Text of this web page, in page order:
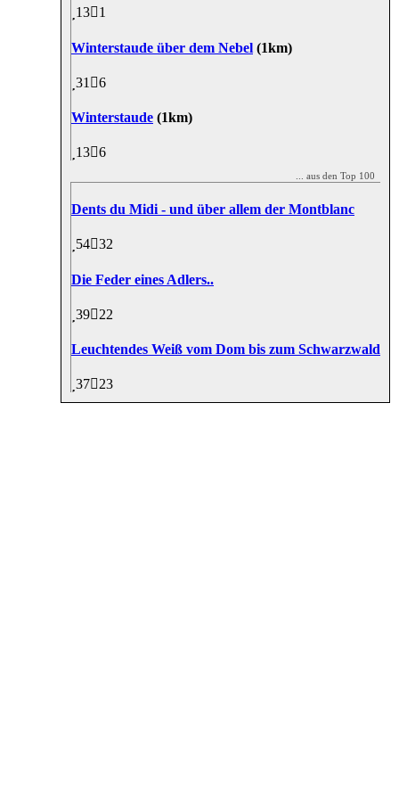
13 1
Winterstaude über dem Nebel (1km)
31 6
Winterstaude (1km)
13 6
... aus den Top 100
Dents du Midi - und über allem der Montblanc
54 32
Die Feder eines Adlers..
39 22
Leuchtendes Weiß vom Dom bis zum Schwarzwald
37 23